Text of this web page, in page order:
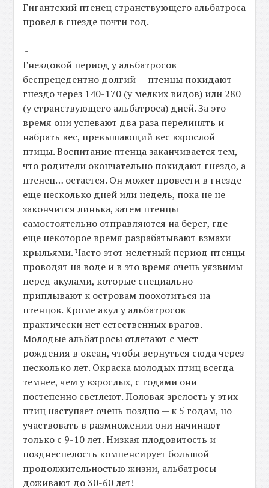
Гигантский птенец странствующего альбатроса
провел в гнезде почти год.
-
-
Гнездовой период у альбатросов
беспрецедентно долгий — птенцы покидают
гнездо через 140-170 (у мелких видов) или 280
(у странствующего альбатроса) дней. За это
время они успевают два раза перелинять и
набрать вес, превышающий вес взрослой
птицы. Воспитание птенца заканчивается тем,
что родители окончательно покидают гнездо, а
птенец… остается. Он может провести в гнезде
еще несколько дней или недель, пока не не
закончится линька, затем птенцы
самостоятельно отправляются на берег, где
еще некоторое время разрабатывают взмахи
крыльями. Часто этот нелетный период птенцы
проводят на воде и в это время очень уязвимы
перед акулами, которые специально
приплывают к островам поохотиться на
птенцов. Кроме акул у альбатросов
практически нет естественных врагов.
Молодые альбатросы отлетают с мест
рождения в океан, чтобы вернуться сюда через
несколько лет. Окраска молодых птиц всегда
темнее, чем у взрослых, с годами они
постепенно светлеют. Половая зрелость у этих
птиц наступает очень поздно — к 5 годам, но
участвовать в размножении они начинают
только с 9-10 лет. Низкая плодовитость и
позднеспелость компенсирует большой
продолжительностью жизни, альбатросы
доживают до 30-60 лет!